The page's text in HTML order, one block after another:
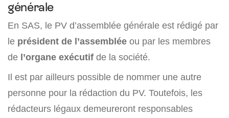
générale
En SAS, le PV d’assemblée générale est rédigé par
le président de l’assemblée ou par les membres
de l’organe exécutif de la société.
Il est par ailleurs possible de nommer une autre
personne pour la rédaction du PV. Toutefois, les
rédacteurs légaux demeureront responsables